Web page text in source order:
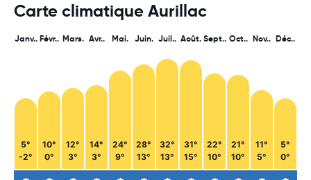
Carte climatique Aurillac
Janv..
5°
-2°
Févr..
10°
0°
Mars.
12°
3°
Avr..
14°
3°
Mai.
24°
9°
Juin.
28°
13°
Juil..
32°
13°
Août.
31°
15°
Sept..
22°
10°
Oct..
21°
10°
Nov..
11°
5°
Déc..
5°
0°